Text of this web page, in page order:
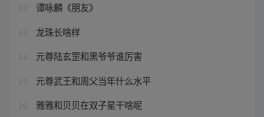
12 谭咏麟《朋友》
13 龙珠长啥样
14 元尊陆玄罡和黑爷爷谁厉害
15 元尊武王和周父当年什么水平
16 雅雅和贝贝在双子星干啥呢